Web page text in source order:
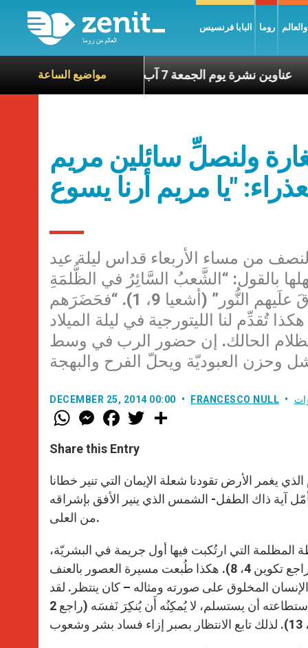
البابا فرنسيس روما
مواضيع الساعة عناوين نشرة يوم الجمعة 7 آب 2026: السلام يُبنى بصبر يومًا بعد يوم
ولنصلِّ سائلين مريم
من مساء الأربعاء قداس ليلة عيد
بالقول: “الشَّعبُ السَّائِرُ في الظُّلمَةِ
أَبصَرَ نوراً عَظيماً والمُقيمونَ في بُقعَةِ الظَّلام أَشرَقَ علَيهم النُّور” (أشعيا 9، 1). “فحَضَرَهم
الرَّبِّ وأَشرَقَ مَجدُ الرَّبِّ حَولَهم” (لوقا 2، 9). هكذا تُقدِّم لنا الليتورجية في ليلة الميلاد
الحالك. إن حضور الرب في وسط
DECEMBER 25, 2014 00:00 FRANCESCO NULL
W
h
t
s
p
p
M
e
s
e
e
r
F
a
e
b
o
k
w
r
Share this Entry
يغمر الأرض تقودنا شعلة الإيمان التي تنير خطانا
تأمّل آية ذاك الطفل- الشمس الذي ينير الأفق بإشراقه
من العلى.
المظلمة التي ارتُكبت فيها أول جريمة في البشريّة،
عندما ضربت يدُ قايين، الذي أعماه الحسد، الأخَ هابيل حتى الموت (راجع تكوين 4، 8). هكذا طُبعت مسيرة العصور بالعنف
المخلوق على صورته ومثاله – كان ينتظر. لقد
انتظر طويلاً ربما لدرجة أنه كان ينبغي عليه أن يستسلم. ولكن لم يكن باستطاعته أن يستسلم، لا يُمكِنُه أَن يُنكِرَ نَفسَه (راجع 2